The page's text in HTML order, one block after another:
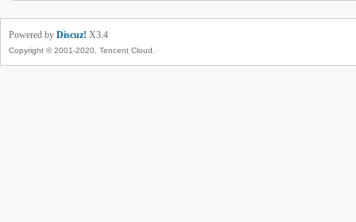
Powered by Discuz! X3.4
Copyright © 2001-2020, Tencent Cloud.